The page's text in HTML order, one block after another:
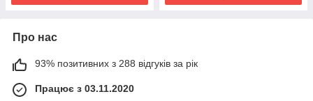
Про нас
93% позитивних з 288 відгуків за рік
Працює з 03.11.2020